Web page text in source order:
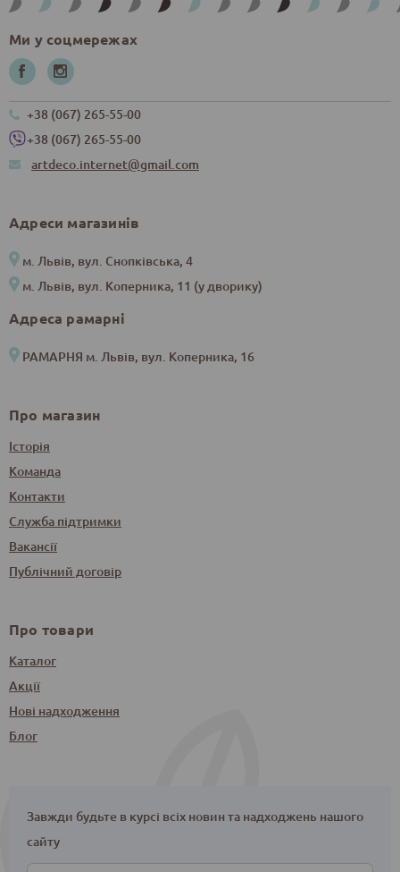
Ми у соцмережах
+38 (067) 265-55-00
+38 (067) 265-55-00
artdeco.internet@gmail.com
Адреси магазинів
м. Львів, вул. Снопківська, 4
м. Львів, вул. Коперника, 11 (у дворику)
Адреса рамарні
РАМАРНЯ м. Львів, вул. Коперника, 16
Про магазин
Історія
Команда
Контакти
Служба підтримки
Вакансії
Публічний договір
Про товари
Каталог
Акції
Нові надходження
Блог
Завжди будьте в курсі всіх новин та надходжень нашого
сайту